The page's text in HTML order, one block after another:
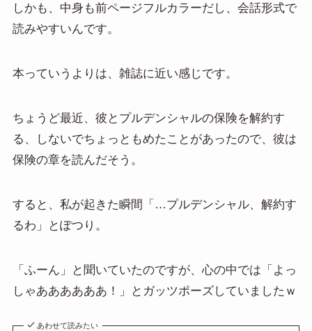
しかも、中身も前ページフルカラーだし、会話形式で
読みやすいんです。
本っていうよりは、雑誌に近い感じです。
ちょうど最近、彼とプルデンシャルの保険を解約す
る、しないでちょっともめたことがあったので、彼は
保険の章を読んだそう。
すると、私が起きた瞬間「…プルデンシャル、解約す
るわ」とぽつり。
「ふーん」と聞いていたのですが、心の中では「よっ
しゃああああああ！」とガッツポーズしていましたｗ
あわせて読みたい